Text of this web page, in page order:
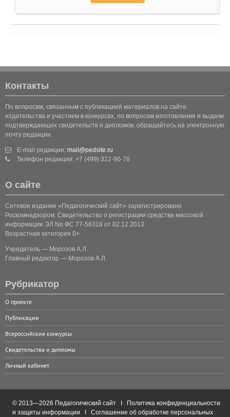
Контакты
По вопросам, связанным с публикацией материалов на сайте
издательства и участием в конкурсах, по вопросам изготовления и выдачи
подтверждающих свидетельств и дипломов, обращайтесь на электронную
почту редакции.
E-mail редакции: mail@pedsite.ru
Телефон редакции: +7 (499) 322-90-76
О сайте
Сетевое издание «Педагогический сайт» зарегистрировано
Роскомнадзором. Свидетельство о регистрации средства массовой
информации ЭЛ No ФС 77-56318 от 02.12.2013.
Возрастная категория 0+
Учредитель — Морозов А.Л.
Главный редактор — Морозов А.Л.
Рубрикатор
О проекте
Публикации
Всероссийские конкурсы
Свидетельства и дипломы
Личный кабинет
© 2013—2026 Педагогический сайт I
Политика конфиденциальности
и защиты информации
Соглашение об обработке персональных